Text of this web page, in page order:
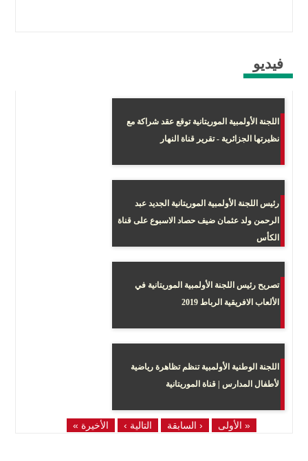
فيديو
اللجنة الأولمبية الموريتانية توقع عقد شراكة مع
نظيرتها الجزائرية - تقرير قناة النهار
رئيس اللجنة الأولمبية الموريتانية الجديد عبد
الرحمن ولد عثمان ضيف حصاد الاسبوع على قناة
تصريح رئيس اللجنة الأولمبية الموريتانية في
الألعاب الافريقية الرباط 2019
اللجنة الوطنية الأولمبية تنظم تظاهرة رياضية
لأطفال المدارس | قناة الموريتانية
« الأولى ‹ السابقة التالية › الأخيرة »